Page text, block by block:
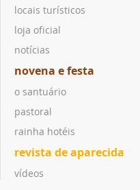
locais turísticos
loja oficial
notícias
novena e festa
o santuário
pastoral
rainha hotéis
revista de aparecida
vídeos